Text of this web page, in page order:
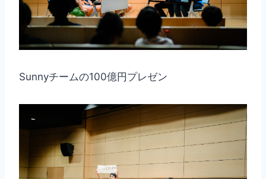
Sunnyチームの100億円プレゼン